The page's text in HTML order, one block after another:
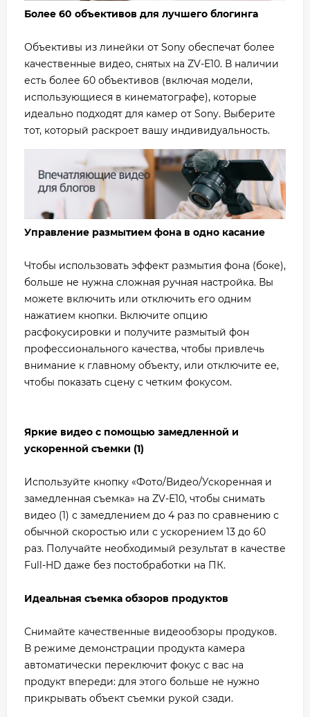
Более 60 объективов для лучшего блогинга
Объективы из линейки от Sony обеспечат более
качественные видео, снятых на ZV-E10. В наличии
есть более 60 объективов (включая модели,
использующиеся в кинематографе), которые
идеально подходят для камер от Sony. Выберите
тот, который раскроет вашу индивидуальность.
Управление размытием фона в одно касание
Чтобы использовать эффект размытия фона (боке),
больше не нужна сложная ручная настройка. Вы
можете включить или отключить его одним
нажатием кнопки. Включите опцию
расфокусировки и получите размытый фон
профессионального качества, чтобы привлечь
внимание к главному объекту, или отключите ее,
чтобы показать сцену с четким фокусом.
Яркие видео с помощью замедленной и
ускоренной съемки (1)
Используйте кнопку «Фото/Видео/Ускоренная и
замедленная съемка» на ZV-E10, чтобы снимать
видео (1) с замедлением до 4 раз по сравнению с
обычной скоростью или с ускорением 13 до 60
раз. Получайте необходимый результат в качестве
Full-HD даже без постобработки на ПК.
Идеальная съемка обзоров продуктов
Снимайте качественные видеообзоры продуков.
В режиме демонстрации продукта камера
автоматически переключит фокус с вас на
продукт впереди: для этого больше не нужно
прикрывать объект съемки рукой сзади.